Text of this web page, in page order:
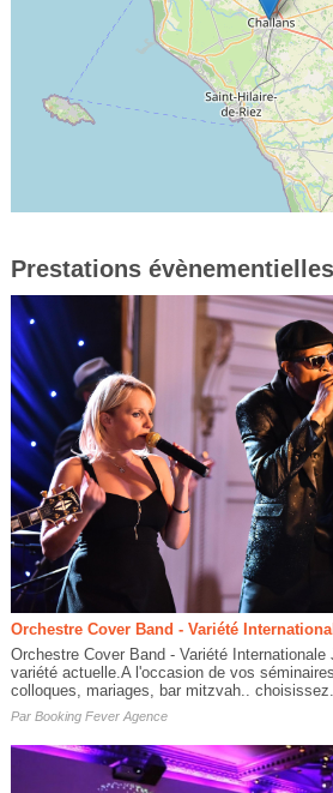
Prestations
Orchestre Cover Band - Variété
Orchestre Cover Band - Variété Internationale
variété actuelle.A l'occasion de vos
colloques, mariages, bar mitzvah..
Par Booking Fever Agence